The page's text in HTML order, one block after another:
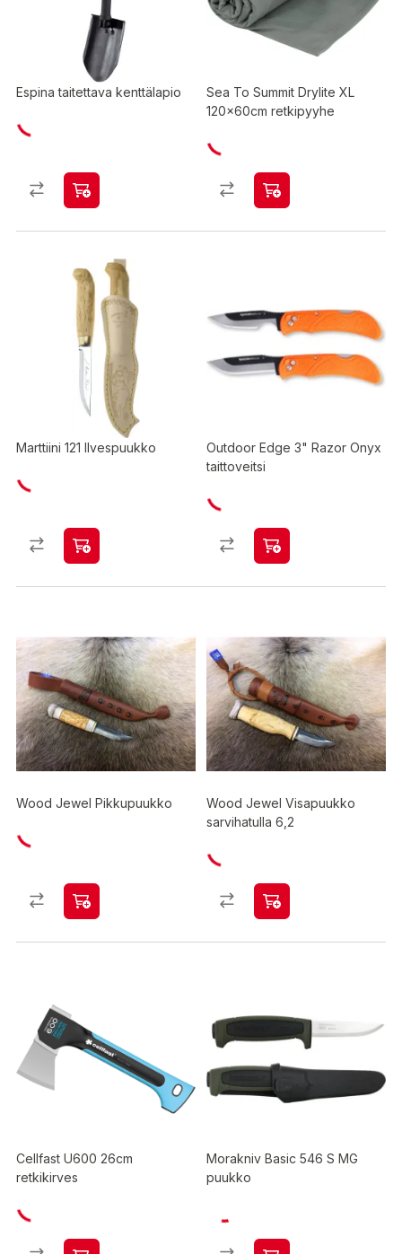
Espina taitettava kenttälapio
Sea To Summit Drylite XL
120x60cm retkipyyhe
Marttiini 121 Ilvespuukko
Outdoor Edge 3" Razor Onyx
taittoveitsi
Wood Jewel Pikkupuukko
Wood Jewel Visapuukko
sarvihatulla 6,2
Cellfast U600 26cm
retkikirves
Morakniv Basic 546 S MG
puukko